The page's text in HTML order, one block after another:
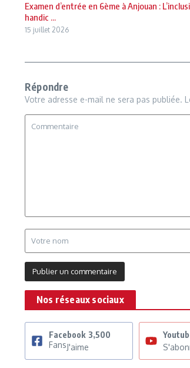
Examen d’entrée en 6ème à Anjouan :
handic ...
15 juillet 2026
Répondre
Votre adresse e-mail ne sera pas publiée.
Nos réseaux sociaux
Facebook 3,500
FansJ'aime